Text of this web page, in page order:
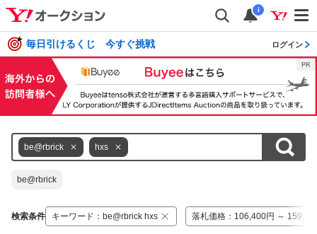
i
毎日引けるくじ 今すぐ挑戦 ログイン
be@rbrick hxs
be@rbrick
検索条件 キーワード ： be@rbrick hxs 落札価格 ： 106,400円 ～